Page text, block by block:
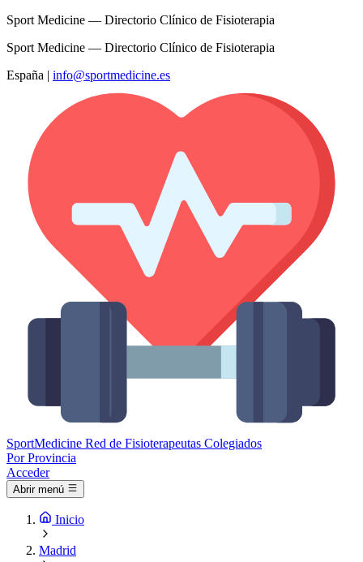
Sport Medicine — Directorio Clínico de Fisioterapia
Sport Medicine — Directorio Clínico de Fisioterapia
España | info@sportmedicine.es
SportMedicine Red de Fisioterapeutas Colegiados
Por Provincia
Acceder
Abrir menú
Inicio
Madrid